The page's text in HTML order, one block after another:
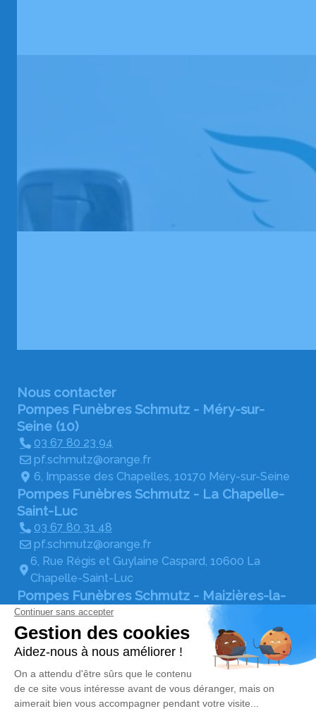
Nous contacter
Pompes Funèbres Schmutz - Méry-sur-
Seine (10)
03 67 80 23 94
pf.schmutz@orange.fr
6, Impasse des Chapelles, 10170 Méry-sur-Seine
Pompes Funèbres Schmutz - La Chapelle-
Saint-Luc
03 67 80 31 48
pf.schmutz@orange.fr
6, Rue Régis et Guylaine Caspard, 10600 La
Chapelle-Saint-Luc
Pompes Funèbres Schmutz - Maizières-la-
Grande-Paroisse
03 67 80 19 80
pf.schmutz@orange.fr
Boulevard Saint-Exupéry, 10510 Maizières-la-
Grande-Paroisse
Réseaux sociaux